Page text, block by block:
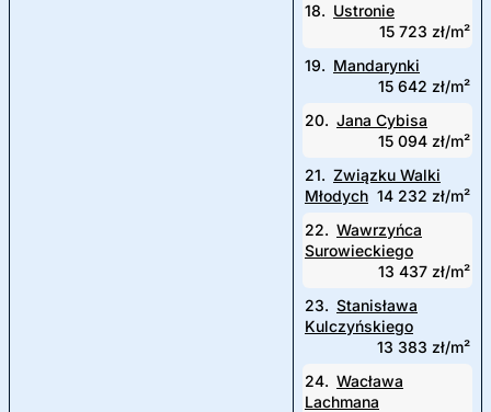
18. Ustronie
15 723 zł/m²
19. Mandarynki
15 642 zł/m²
20. Jana Cybisa
15 094 zł/m²
21. Związku Walki
Młodych 14 232 zł/m²
22. Wawrzyńca
Surowieckiego
13 437 zł/m²
23. Stanisława
Kulczyńskiego
13 383 zł/m²
24. Wacława
Lachmana